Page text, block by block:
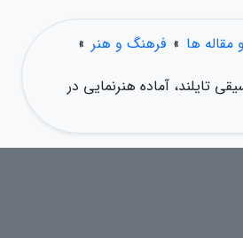
مقاله ها » فرهنگ و هنر »
تایلند، آماده هنرنمایی در